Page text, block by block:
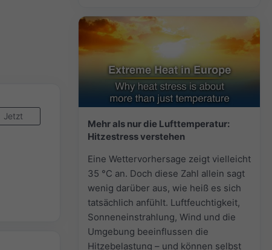
Mehr als nur die Lufttemperatur:
Hitzestress verstehen
Eine Wettervorhersage zeigt vielleicht
35 °C an. Doch diese Zahl allein sagt
wenig darüber aus, wie heiß es sich
tatsächlich anfühlt. Luftfeuchtigkeit,
Sonneneinstrahlung, Wind und die
Umgebung beeinflussen die
Hitzebelastung – und können selbst
Jetzt